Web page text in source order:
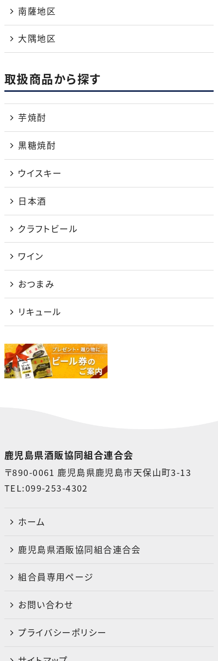
南薩地区
大隅地区
取扱商品から探す
芋焼酎
黒糖焼酎
ウイスキー
日本酒
クラフトビール
ワイン
おつまみ
リキュール
鹿児島県酒販協同組合連合会
〒890-0061 鹿児島県鹿児島市天保山町3-13
TEL:099-253-4302
ホーム
鹿児島県酒販協同組合連合会
組合員専用ページ
お問い合わせ
プライバシーポリシー